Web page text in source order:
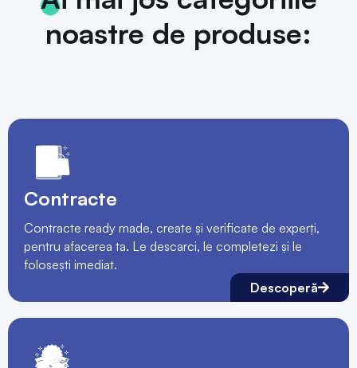
noastre de produse:
Contracte
Contracte ready made, create și verificate de experți,
pentru afacerea ta. Le descarci, le completezi și le
folosești imediat.
Descoperă